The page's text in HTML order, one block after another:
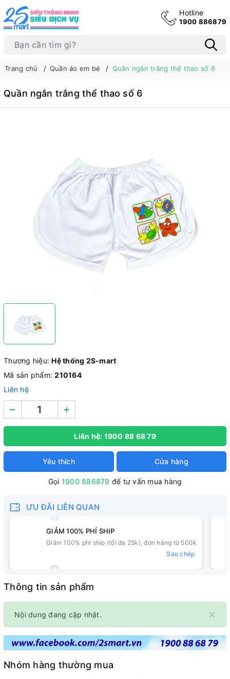
Hotline
1900 886879
Trang chủ Quần áo em bé Quần ngắn trắng thể thao số 6
Quần ngắn trắng thể thao số 6
Thương hiệu:Hệ thống 2S-mart
Mã sản phẩm:210164
Liên hệ
– +
Liên hệ: 1900 88 68 79
Yêu thích Cửa hàng
Gọi 1900 886879 để tư vấn mua hàng
ƯU ĐÃI LIÊN QUAN
GIẢM 100% PHÍ SHIP
Giảm 100% phí ship (tối đa 25k), đơn hàng từ 500k
Sao chép
Thông tin sản phẩm
×
Nội dung đang cập nhật.
Nhóm hàng thường mua